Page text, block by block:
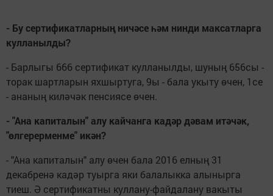
- Бу сертификатларның ничәсе һәм нинди максатларга
кулланылды?
- Барлыгы 666 сертификат кулланылды, шуның 656сы -
торак шартларын яхшыртуга, 9ы - бала укыту өчен, 1се
- ананың киләчәк пенсиясе өчен.
- "Ана капиталын" алу кайчанга кадәр дәвам итәчәк,
"өлгерерменме" икән?
- "Ана капиталын" алу өчен бала 2016 елның 31
декабренә кадәр туырга яки балалыкка алынырга
тиеш. Ә сертификатны куллану-файдалану вакыты